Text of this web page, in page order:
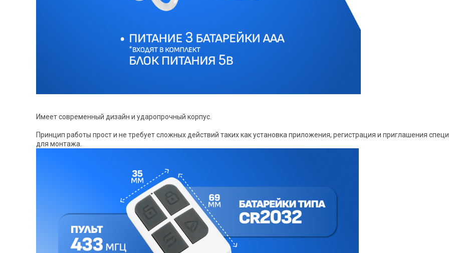
Имеет современный дизайн и ударопрочный корпус.
Принцип работы прост и не требует сложных действий таких как установка приложения, регистрация и приглашения
для монтажа.